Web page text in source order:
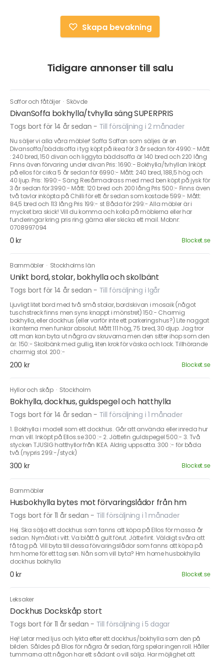
Skapa bevakning
Tidigare annonser till salu
Soffor och fåtöljer · Skövde
DivanSoffa bokhylla/tvhylla säng SUPERPRIS
Togs bort för 14 år sedan - Till försäljning i 2 månader
Nu säljer vi alla våra möbler! Soffa Soffan som säljes är en
Divansoffa/bäddsoffa i tyg köpt på ikea för 3 år sedan för 4990:- Mått
: 240 bred, 150 divan och liggyta bäddsoffa är 140 bred och 220 lång
Finns även förvaring under divan Pris: 1690:- Bokhylla/tvhyllan Inköpt
på ellos för cirka 5 år sedan för 6990:- Mått: 240 bred, 188,5 hög och
40 ljup. Pris: 1990:- Säng Resårmadrass med med ben köpt på jysk för
3 år sedan för 3990:- Mått: 120 bred och 200 lång Pris 500:- Finns även
två tavlor inköpta på Chilli för ett år sedan som kostade 599:- Mått:
84,5 bred och 113 lång Pris 199:- st Båda för 299:- Alla möbler är i
mycket bra skick! Vill du komma och kolla på möblerna eller har
funderingar kring pris ring gärna eller skicka ett mail. Mobnr:
0708997094
0 kr Blocket.se
Barnmöbler · Stockholms län
Unikt bord, stolar, bokhylla och skolbänt
Togs bort för 14 år sedan - Till försäljning i Igår
Ljuvligt litet bord med två små stolar, bordskivan i mosaik (något
tuschstreck finns men syns knappt i mönstret) 150:- Charmig
bokhylla, eller dockhus (eller varför inte ett parkeringshus?) Lite naggat
i kanterna men funkar absolut. Mått 111 hög, 75 bred, 30 djup. Jag tror
att man kan byta ut några av skruvarna men den sitter ihop som den
är. 150:- Skolbänk med gullig, liten krok för väska och lock. Tillhörande
charmig stol. 200:-
200 kr Blocket.se
Hyllor och skåp · Stockholm
Bokhylla, dockhus, guldspegel och hatthylla
Togs bort för 14 år sedan - Till försäljning i 1 månader
1. Bokhylla i modell som ett dockhus. Går att använda eller inreda hur
man vill. Inköpt på Ellos.se 300 :- 2. Jättefin guldspegel 500:- 3. Två
stycken TJUSIG hatthyllor från IKEA. Aldrig uppsatta. 300 :- för båda
två.(nypris 299:-/styck)
300 kr Blocket.se
Barnmöbler
Husbokhylla bytes mot förvaringslådor från hm
Togs bort för 11 år sedan - Till försäljning i 1 månader
Hej. Ska sälja ett dockhus som fanns att köpa på Ellos för massa år
sedan. Nymålat i vitt. Va blått å gult förut. Jätte fint. Väldigt svåra att
få tag på. Vill byta till dessa förvaringslådor som fanns att köpa på
hm home för ett tag sen. Nån som vill byta? Hm home husbokhylla
dockhus bokhylla
0 kr Blocket.se
Leksaker
Dockhus Dockskåp stort
Togs bort för 11 år sedan - Till försäljning i 5 dagar
Hej! Letar med ljus och lykta efter ett dockhus/bokhylla som den på
bilden. Såldes på Ellos för några år sedan, färg spelar ingen roll. Håller
tummarna att någon har ett sådant o vill sälja. Har möjlighet att